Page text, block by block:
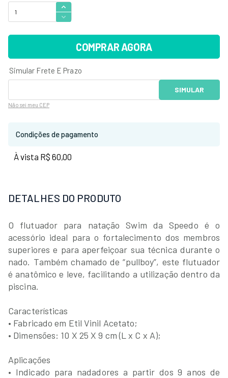
COMPRAR AGORA
Não sei meu CEP
Condições de pagamento
À vista R$ 60,00
DETALHES DO PRODUTO
O flutuador para natação Swim da Speedo é o
acessório ideal para o fortalecimento dos membros
superiores e para aperfeiçoar sua técnica durante o
nado. Também chamado de “pullboy”, este flutuador
é anatômico e leve, facilitando a utilização dentro da
piscina.
Características
• Fabricado em Etil Vinil Acetato;
• Dimensões: 10 X 25 X 9 cm (L x C x A);
Aplicações
• Indicado para nadadores a partir dos 9 anos de